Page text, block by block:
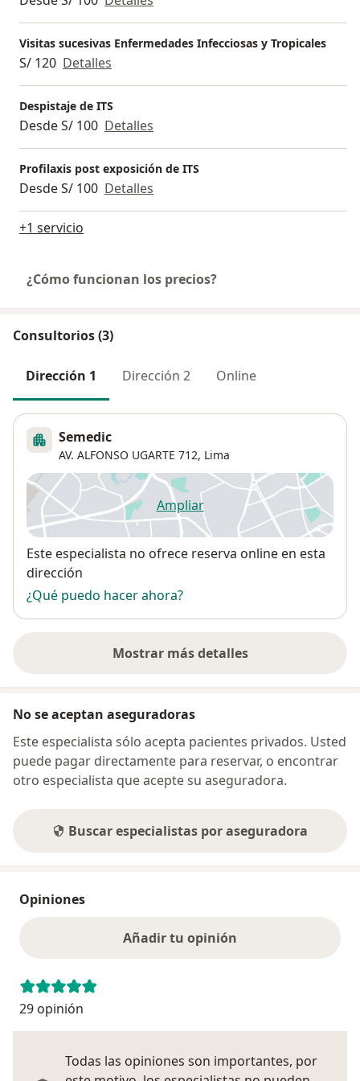
Visitas sucesivas Enfermedades Infecciosas y Tropicales
S/ 120 Detalles
Despistaje de ITS
Desde S/ 100 Detalles
Profilaxis post exposición de ITS
Desde S/ 100 Detalles
+1 servicio
¿Cómo funcionan los precios?
Consultorios (3)
Dirección 1 Dirección 2 Online
Semedic
AV. ALFONSO UGARTE 712, Lima
Ampliarse abre en una nueva
Disponibilidad
Este especialista no ofrece reserva online en esta
dirección
¿Qué puedo hacer ahora?
Mostrar más detalles
sobre la dirección
No se aceptan aseguradoras
Este especialista sólo acepta pacientes privados. Usted
puede pagar directamente para reservar, o encontrar
otro especialista que acepte su aseguradora.
Buscar especialistas por aseguradora
Opiniones
Añadir tu opinión
29 opinión
Todas las opiniones son importantes, por